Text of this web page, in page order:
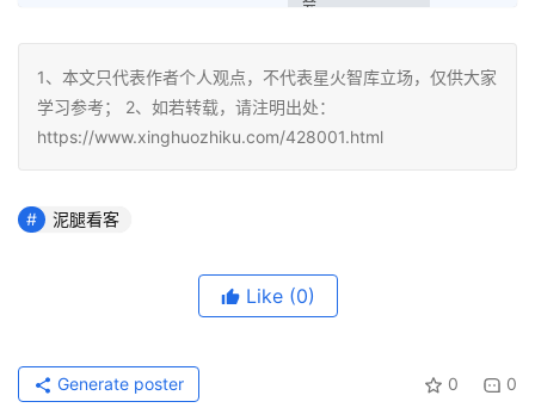
1、本文只代表作者个人观点，不代表星火智库立场，仅供大家
学习参考； 2、如若转载，请注明出处：
https://www.xinghuozhiku.com/428001.html
泥腿看客
Like (0)
0 0
Generate poster